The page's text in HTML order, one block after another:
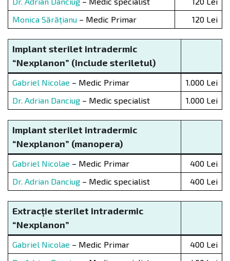
Monica Sărățianu – Medic Primar 120 Lei
Implant sterilet intradermic
“Nexplanon” (include steriletul)
Gabriel Nicolae – Medic Primar
1.000 Lei
Dr. Adrian Danciug – Medic specialist 1.000 Lei
Implant sterilet intradermic
“Nexplanon” (manopera)
Gabriel Nicolae – Medic Primar
400 Lei
Dr. Adrian Danciug – Medic specialist 400 Lei
Extracție sterilet intradermic
“Nexplanon”
Gabriel Nicolae – Medic Primar
400 Lei